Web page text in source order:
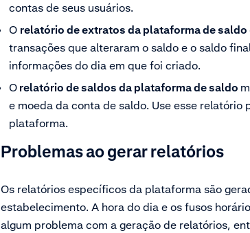
contas de seus usuários.
O relatório de extratos da plataforma de saldo
transações que alteraram o saldo e o saldo
informações do dia em que foi criado.
O relatório de saldos da plataforma de saldo
e moeda da conta de saldo. Use esse
plataforma.
Problemas ao gerar relatórios
Os relatórios específicos da plataforma são
estabelecimento. A hora do dia e os fusos
algum problema com a geração de relatórios,